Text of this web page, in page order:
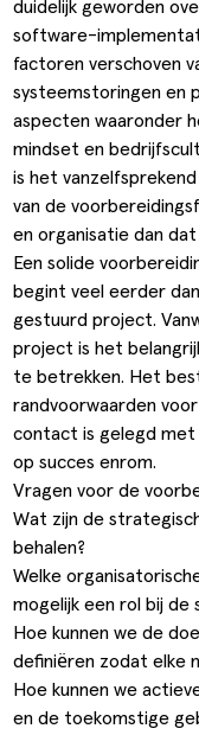
doelen
duidelijk geworden
software-
factoren verschoven
systeemstoringen en
aspecten waaronder
mindset en
is het
van de
en organisatie dan
Een solide
begint veel eerder
gestuurd project.
project is het
te betrekken. Het
randvoorwaarden
contact is gelegd met
op succes enrom.
Vragen voor de
Wat zijn de
behalen?
Welke
mogelijk een rol bij de
Hoe kunnen we de
definiëren zodat elke
Hoe kunnen we
en de toekomstige